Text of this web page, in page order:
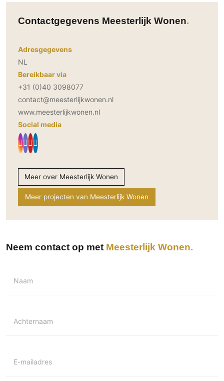
Contactgegevens Meesterlijk Wonen
Adresgegevens
NL
Bereikbaar via
+31 (0)40 3098077
contact@meesterlijkwonen.nl
www.meesterlijkwonen.nl
Social media
Meer over Meesterlijk Wonen
Meer projecten van Meesterlijk Wonen
Neem contact op met Meesterlijk Wonen
Naam
Achternaam
E-mailadres